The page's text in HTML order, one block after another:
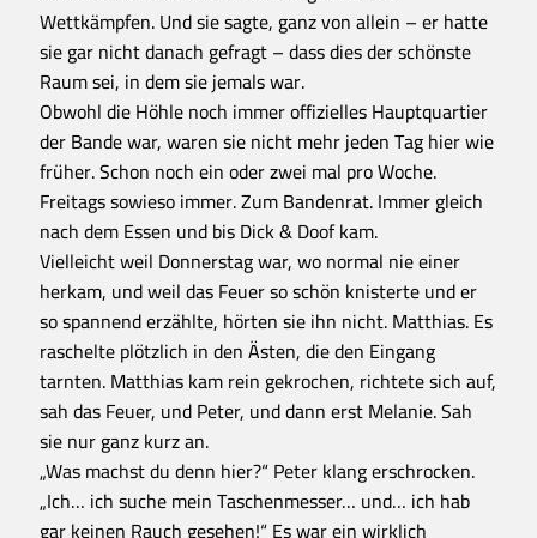
Wettkämpfen. Und sie sagte, ganz von allein – er hatte
sie gar nicht danach gefragt – dass dies der schönste
Raum sei, in dem sie jemals war.
Obwohl die Höhle noch immer offizielles Hauptquartier
der Bande war, waren sie nicht mehr jeden Tag hier wie
früher. Schon noch ein oder zwei mal pro Woche.
Freitags sowieso immer. Zum Bandenrat. Immer gleich
nach dem Essen und bis Dick & Doof kam.
Vielleicht weil Donnerstag war, wo normal nie einer
herkam, und weil das Feuer so schön knisterte und er
so spannend erzählte, hörten sie ihn nicht. Matthias. Es
raschelte plötzlich in den Ästen, die den Eingang
tarnten. Matthias kam rein gekrochen, richtete sich auf,
sah das Feuer, und Peter, und dann erst Melanie. Sah
sie nur ganz kurz an.
„Was machst du denn hier?“ Peter klang erschrocken.
„Ich… ich suche mein Taschenmesser… und… ich hab
gar keinen Rauch gesehen!“ Es war ein wirklich